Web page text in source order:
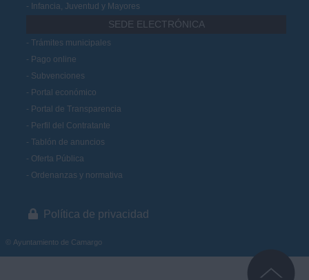
Infancia, Juventud y Mayores
SEDE ELECTRÓNICA
Trámites municipales
Pago online
Subvenciones
Portal económico
Portal de Transparencia
Perfil del Contratante
Tablón de anuncios
Oferta Pública
Ordenanzas y normativa
Política de privacidad
© Ayuntamiento de Camargo